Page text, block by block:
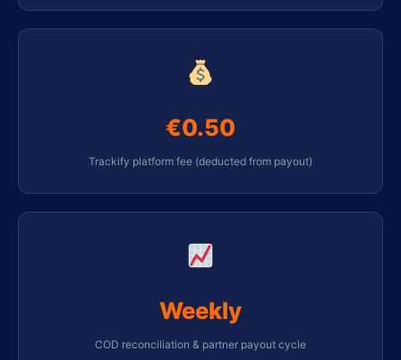
€0.50
Trackify platform fee (deducted from payout)
Weekly
COD reconciliation & partner payout cycle